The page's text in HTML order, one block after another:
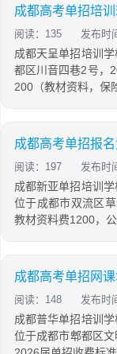
成都高考单招培
阅读：135 发布时
成都天呈单招培训
都区川音四巷2号，
200（教材资料，保
成都高考单招报名
阅读：197 发布时
成都新亚单招培训
位于成都市双流区
教材资料费1200，
成都高考单招网课
阅读：148 发布时
成都普华单招培训
位于成都市郫都区文